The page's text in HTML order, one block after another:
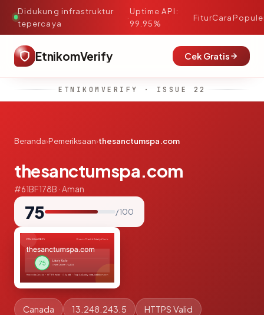
Didukung infrastruktur
tepercaya
·
Uptime API:
99.95%
FiturCara
EtnikomVerify Cek Gratis
ETNIKOMVERIFY · ISSUE 22
Beranda›Pemeriksaan›thesanctumspa.com
thesanctumspa.com
#61BF178B · Aman
75 / 100
Canada 13.248.243.5 HTTPS Valid